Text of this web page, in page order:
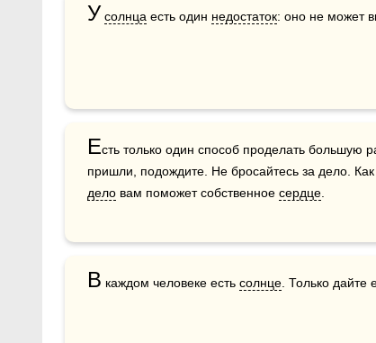
У солнца есть один недостаток: оно не может
Есть только один способ проделать большую
дело вам поможет собственное сердце
В каждом человеке есть солнце . Только дайте